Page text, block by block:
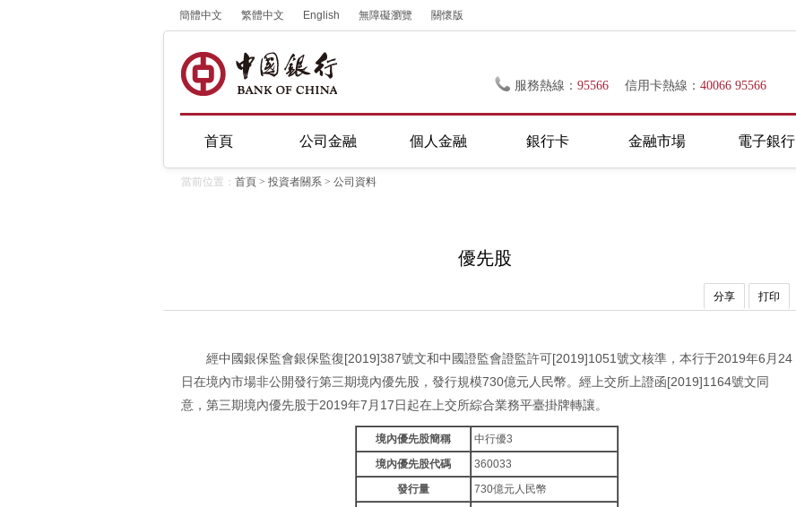
簡體中文 繁體中文 English 無障礙瀏覽 關懷版
服務熱線： 95566 信用卡熱線： 40066 95566
首頁 公司金融 個人金融 銀行卡 金融市場 電子銀行
當前位置： 首頁 > 投資者關系 > 公司資料
優先股
分享 打印
經中國銀保監會銀保監復[2019]387號文和中國證監會證監許可[2019]1051號文核準，本行于2019年6月24
日在境內市場非公開發行第三期境內優先股，發行規模730億元人民幣。經上交所上證函[2019]1164號文同
意，第三期境內優先股于2019年7月17日起在上交所綜合業務平臺掛牌轉讓。
境內優先股簡稱
中行優3
境內優先股代碼
360033
發行量
730億元人民幣